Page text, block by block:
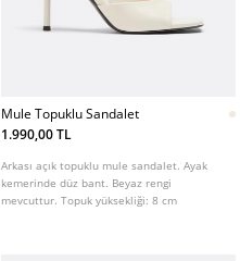
Mule Topuklu Sandalet
1.990,00 TL
Arkası açık topuklu mule sandalet. Ayak
kemerinde düz bant. Beyaz rengi
mevcuttur. Topuk yüksekliği: 8 cm